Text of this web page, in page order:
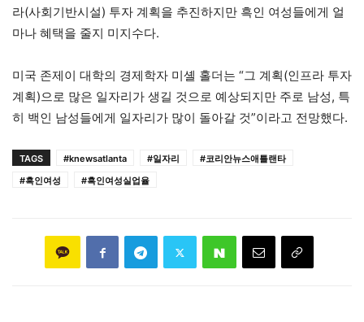
라(사회기반시설) 투자 계획을 추진하지만 흑인 여성들에게 얼
마나 혜택을 줄지 미지수다.
미국 존제이 대학의 경제학자 미셸 홀더는 “그 계획(인프라 투자
계획)으로 많은 일자리가 생길 것으로 예상되지만 주로 남성, 특
히 백인 남성들에게 일자리가 많이 돌아갈 것”이라고 전망했다.
TAGS #knewsatlanta #일자리
#코리안뉴스애틀랜타
#흑인여성
#흑인여성실업율